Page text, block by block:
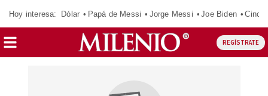
Hoy interesa: Dólar Papá de Messi Jorge Messi Joe Biden
REGÍSTRATE